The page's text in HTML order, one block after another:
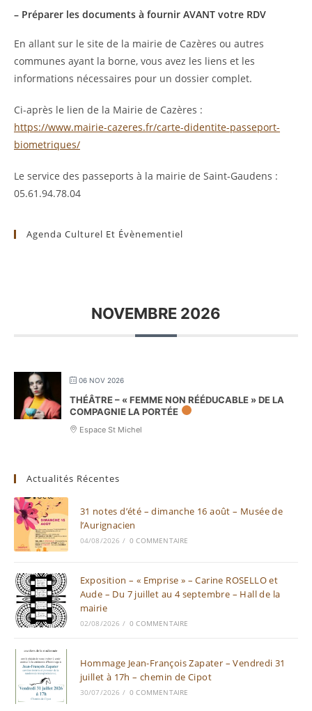
– Préparer les documents à fournir AVANT votre RDV
En allant sur le site de la mairie de Cazères ou autres
communes ayant la borne, vous avez les liens et les
informations nécessaires pour un dossier complet.
Ci-après le lien de la Mairie de Cazères :
https://www.mairie-cazeres.fr/carte-didentite-passeport-
biometriques/
Le service des passeports à la mairie de Saint-Gaudens :
05.61.94.78.04
Agenda Culturel Et Évènementiel
NOVEMBRE 2026
06 NOV 2026
THÉÂTRE – « FEMME NON RÉÉDUCABLE » DE LA
COMPAGNIE LA PORTÉE
Espace St Michel
Actualités Récentes
31 notes d’été – dimanche 16 août – Musée de
l’Aurignacien
04/08/2026 / 0 COMMENTAIRE
Exposition – « Emprise » – Carine ROSELLO et
Aude – Du 7 juillet au 4 septembre – Hall de la
mairie
02/08/2026 / 0 COMMENTAIRE
Hommage Jean-François Zapater – Vendredi 31
juillet à 17h – chemin de Cipot
30/07/2026 / 0 COMMENTAIRE